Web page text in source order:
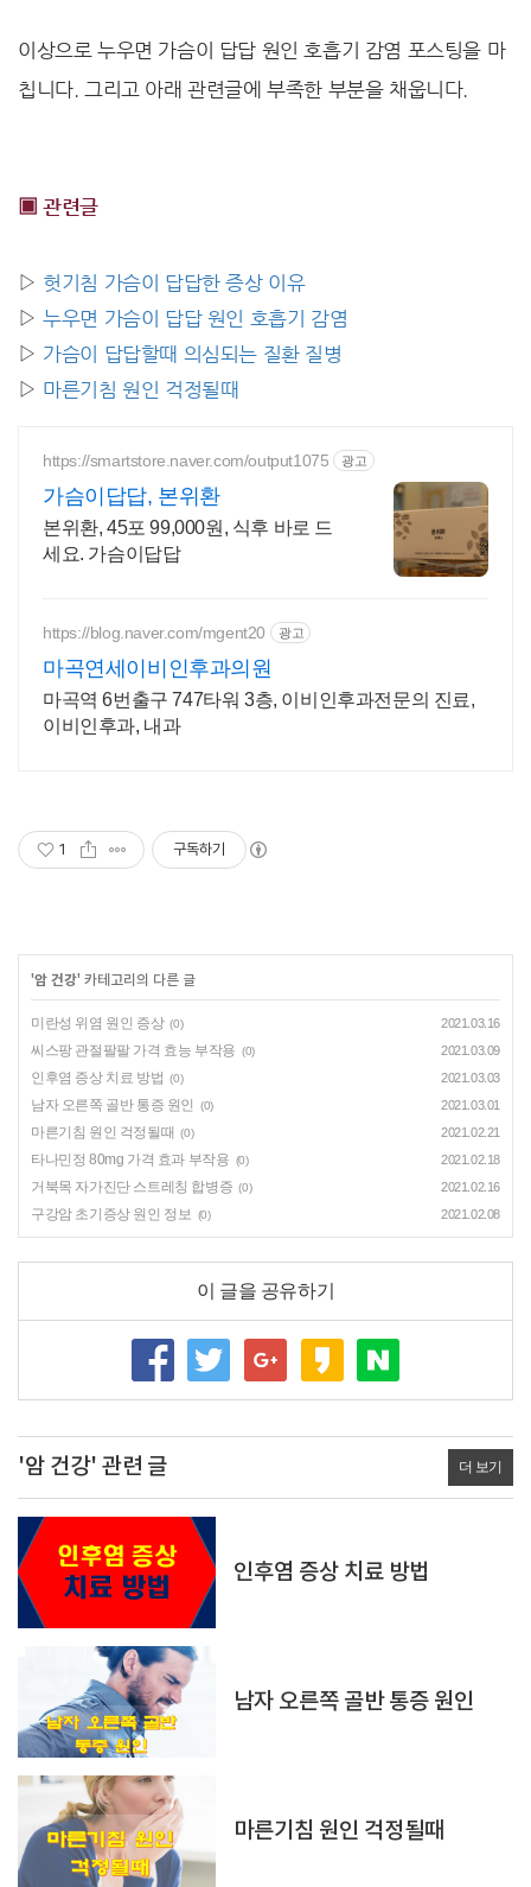
이상으로 누우면 가슴이 답답 원인 호흡기 감염 포스팅을 마
칩니다. 그리고 아래 관련글에 부족한 부분을 채웁니다.
▣ 관련글
▷ 헛기침 가슴이 답답한 증상 이유
▷ 누우면 가슴이 답답 원인 호흡기 감염
▷ 가슴이 답답할때 의심되는 질환 질병
▷ 마른기침 원인 걱정될때
https://smartstore.naver.com/output1075 광고
가슴이답답, 본위환
본위환, 45포 99,000원, 식후 바로 드
세요. 가슴이답답
https://blog.naver.com/mgent20 광고
마곡연세이비인후과의원
마곡역 6번출구 747타워 3층, 이비인후과전문의 진료,
이비인후과, 내과
1 구독하기
'암 건강' 카테고리의 다른 글
미란성 위염 원인 증상 (0) 2021.03.16
씨스팡 관절팔팔 가격 효능 부작용 (0) 2021.03.09
인후염 증상 치료 방법 (0) 2021.03.03
남자 오른쪽 골반 통증 원인 (0) 2021.03.01
마른기침 원인 걱정될때 (0) 2021.02.21
타나민정 80mg 가격 효과 부작용 (0) 2021.02.18
거북목 자가진단 스트레칭 합병증 (0) 2021.02.16
구강암 초기증상 원인 정보 (0) 2021.02.08
이 글을 공유하기
'암 건강' 관련 글 더 보기
인후염 증상 치료 방법
남자 오른쪽 골반 통증 원인
마른기침 원인 걱정될때